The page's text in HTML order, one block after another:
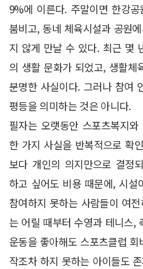
9%에 이른다. 주말이면 한강
붐비고, 동네 체육시설과 공원
지 않게 만날 수 있다. 최근 몇
의 생활 문화가 되었고, 생활체
분명한 사실이다. 그러나 참여
평등을 의미하는 것은 아니다.
필자는 오랫동안 스포츠복지
한 가지 사실을 반복적으로 확
보다 개인의 의지만으로 결정
하고 싶어도 비용 때문에, 시설
참여하지 못하는 사람들이 여
는 어릴 때부터 수영과 테니스,
운동을 좋아해도 스포츠클럽
작조차 하지 못하는 아이들도